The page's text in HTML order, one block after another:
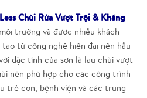
Chùi Rửa Vượt Trội & Kháng
trường và được nhiều khách
từ công nghệ hiện đại nên hầu
đặc tính của sơn là lau chùi vượt
nên phù hợp cho các công trình
trẻ con, bệnh viện và các trung